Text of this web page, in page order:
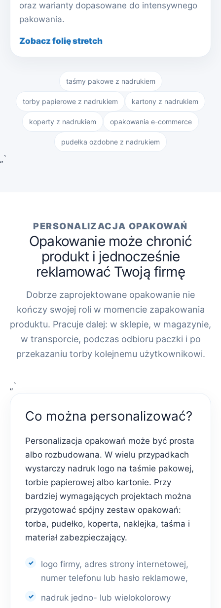
oraz warianty dopasowane do intensywnego
pakowania.
Zobacz folię stretch
taśmy pakowe z nadrukiem
torby papierowe z nadrukiem kartony z nadrukiem
koperty z nadrukiem opakowania e-commerce
pudełka ozdobne z nadrukiem
„`
PERSONALIZACJA OPAKOWAŃ
Opakowanie może chronić
produkt i jednocześnie
reklamować Twoją firmę
Dobrze zaprojektowane opakowanie nie
kończy swojej roli w momencie zapakowania
produktu. Pracuje dalej: w sklepie, w magazynie,
w transporcie, podczas odbioru paczki i po
przekazaniu torby kolejnemu użytkownikowi.
„`
Co można personalizować?
Personalizacja opakowań może być prosta
albo rozbudowana. W wielu przypadkach
wystarczy nadruk logo na taśmie pakowej,
torbie papierowej albo kartonie. Przy
bardziej wymagających projektach można
przygotować spójny zestaw opakowań:
torba, pudełko, koperta, naklejka, taśma i
materiał zabezpieczający.
logo firmy, adres strony internetowej,
numer telefonu lub hasło reklamowe,
nadruk jedno- lub wielokolorowy